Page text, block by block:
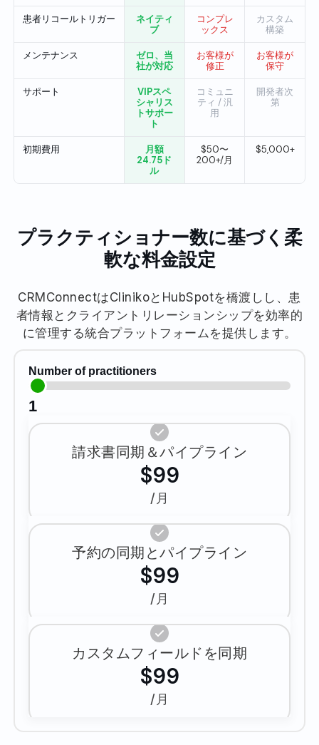
患者リコールトリガー
ネイティ
ブ
コンプレ
ックス
カスタム
構築
メンテナンス
ゼロ、当
社が対応
お客様が
修正
お客様が
保守
サポート
VIPスペ
シャリス
トサポー
ト
コミュニ
ティ / 汎
用
開発者次
第
初期費用
月額
24.75ド
ル
$50〜
200+/月
$5,000+
プラクティショナー数に基づく柔
軟な料金設定
CRMConnectはClinikoとHubSpotを橋渡しし、患
者情報とクライアントリレーションシップを効率的
に管理する統合プラットフォームを提供します。
Number of practitioners
1
請求書同期＆パイプライン
$99
/月
予約の同期とパイプライン
$99
/月
カスタムフィールドを同期
$99
/月